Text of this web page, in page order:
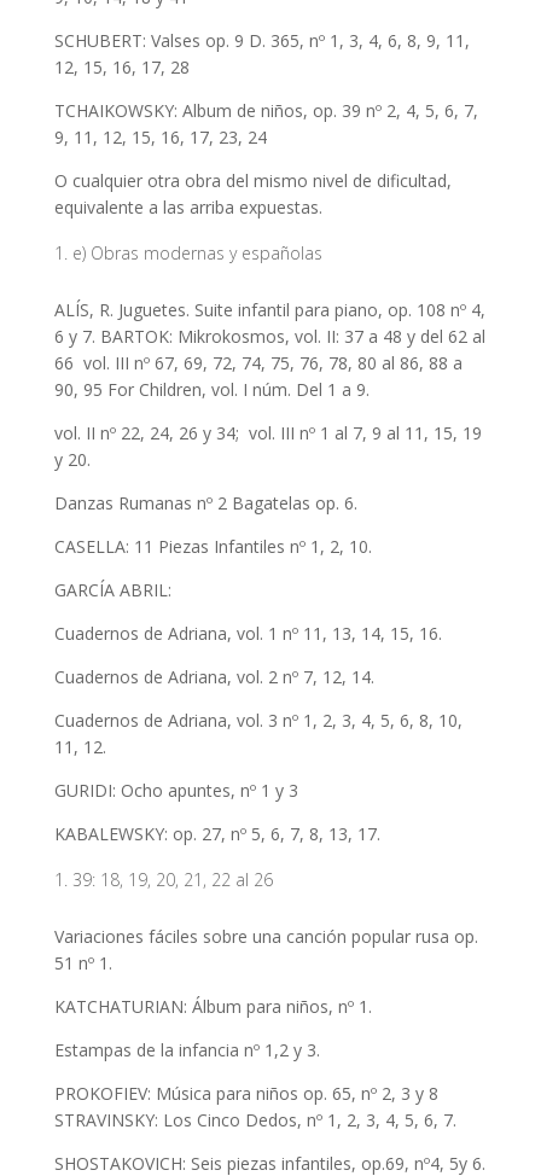
SCHUBERT: Valses op. 9 D. 365, nº 1, 3, 4, 6, 8, 9, 11,
12, 15, 16, 17, 28
TCHAIKOWSKY: Album de niños, op. 39 nº 2, 4, 5, 6, 7,
9, 11, 12, 15, 16, 17, 23, 24
O cualquier otra obra del mismo nivel de dificultad,
equivalente a las arriba expuestas.
e) Obras modernas y españolas
ALÍS, R. Juguetes. Suite infantil para piano, op. 108 nº 4,
6 y 7. BARTOK: Mikrokosmos, vol. II: 37 a 48 y del 62 al
66 vol. III nº 67, 69, 72, 74, 75, 76, 78, 80 al 86, 88 a
90, 95 For Children, vol. I núm. Del 1 a 9.
vol. II nº 22, 24, 26 y 34; vol. III nº 1 al 7, 9 al 11, 15, 19
y 20.
Danzas Rumanas nº 2 Bagatelas op. 6.
CASELLA: 11 Piezas Infantiles nº 1, 2, 10.
GARCÍA ABRIL:
Cuadernos de Adriana, vol. 1 nº 11, 13, 14, 15, 16.
Cuadernos de Adriana, vol. 2 nº 7, 12, 14.
Cuadernos de Adriana, vol. 3 nº 1, 2, 3, 4, 5, 6, 8, 10,
11, 12.
GURIDI: Ocho apuntes, nº 1 y 3
KABALEWSKY: op. 27, nº 5, 6, 7, 8, 13, 17.
39: 18, 19, 20, 21, 22 al 26
Variaciones fáciles sobre una canción popular rusa op.
51 nº 1.
KATCHATURIAN: Álbum para niños, nº 1.
Estampas de la infancia nº 1,2 y 3.
PROKOFIEV: Música para niños op. 65, nº 2, 3 y 8
STRAVINSKY: Los Cinco Dedos, nº 1, 2, 3, 4, 5, 6, 7.
SHOSTAKOVICH: Seis piezas infantiles, op.69, nº4, 5y 6.